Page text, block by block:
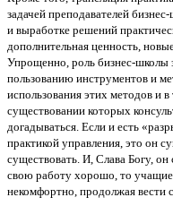
задачей преподавателей
и выработке решений
дополнительная ценность,
Упрощенно, роль бизнес-школы
пользованию инструментов и
использования этих методов и
существовании которых
догадываться. Если и есть
практикой управления, это он
существовать. И, Слава Богу,
свою работу хорошо, то
некомфортно, продолжая вести